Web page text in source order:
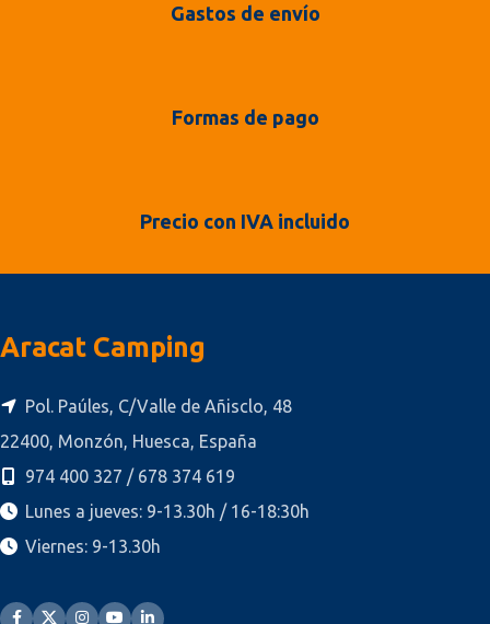
Gastos de envío
Formas de pago
Precio con IVA incluido
Aracat Camping
Pol. Paúles, C/Valle de Añisclo, 48
22400, Monzón, Huesca, España
974 400 327 / 678 374 619
Lunes a jueves: 9-13.30h / 16-18:30h
Viernes: 9-13.30h